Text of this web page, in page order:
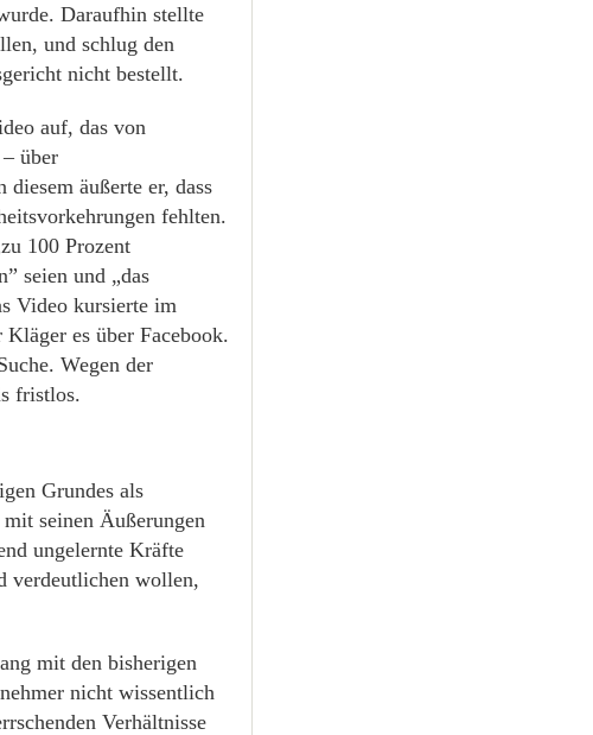
Daraufhin stellte
und schlug den
nicht bestellt.
auf, das von
über
äußerte er, dass
fehlten.
100 Prozent
seien und „das
Video kursierte im
es über Facebook.
Wegen der
fristlos.
Grundes als
seinen Äußerungen
ungelernte Kräfte
verdeutlichen wollen,
mit den bisherigen
nicht wissentlich
Verhältnisse